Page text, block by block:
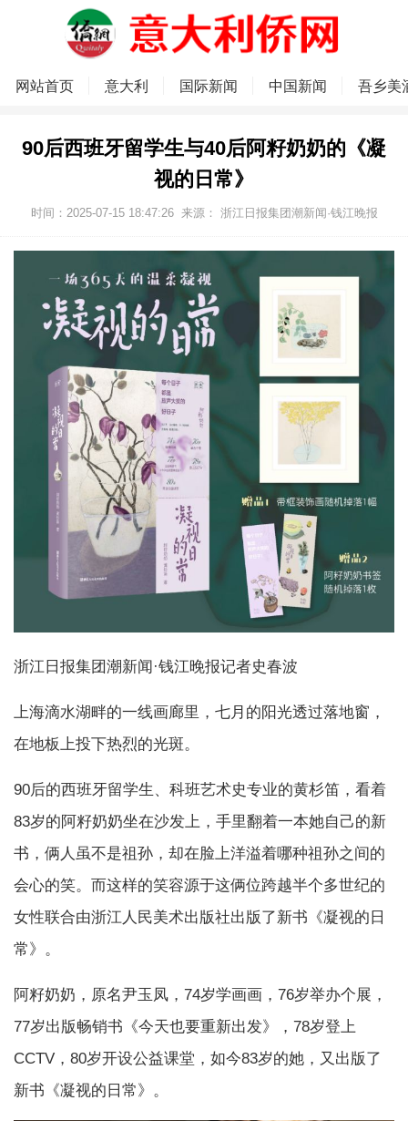
网站首页 意大利 国际新闻 中国新闻 吾乡美
90后西班牙留学生与40后阿籽奶奶的《凝
视的日常》
时间：2025-07-15 18:47:26 来源： 浙江日报集团潮新闻·钱江晚报
浙江日报集团潮新闻·钱江晚报记者史春波
上海滴水湖畔的一线画廊里，七月的阳光透过落地窗，
在地板上投下热烈的光斑。
90后的西班牙留学生、科班艺术史专业的黄杉笛，看着
83岁的阿籽奶奶坐在沙发上，手里翻着一本她自己的新
书，俩人虽不是祖孙，却在脸上洋溢着哪种祖孙之间的
会心的笑。而这样的笑容源于这俩位跨越半个多世纪的
女性联合由浙江人民美术出版社出版了新书《凝视的日
常》。
阿籽奶奶，原名尹玉凤，74岁学画画，76岁举办个展，
77岁出版畅销书《今天也要重新出发》，78岁登上
CCTV，80岁开设公益课堂，如今83岁的她，又出版了
新书《凝视的日常》。